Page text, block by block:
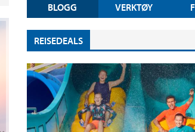
BLOGG VERKTØY
REISEDEALS